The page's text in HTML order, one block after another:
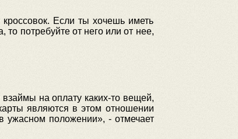
Если ты хочешь иметь
потребуйте от него или от нее,
взаймы на оплату каких-то вещей,
являются в этом отношении
ужасном положении», - отмечает